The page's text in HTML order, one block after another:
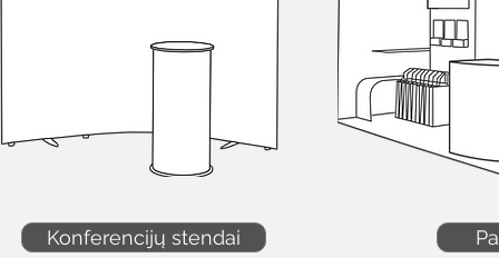
Konferencijų stendai